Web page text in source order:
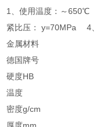
1、使用温度：～650℃
紧比压： y=70MPa 4
金属材料
德国牌号
硬度HB
温度
密度g/cm